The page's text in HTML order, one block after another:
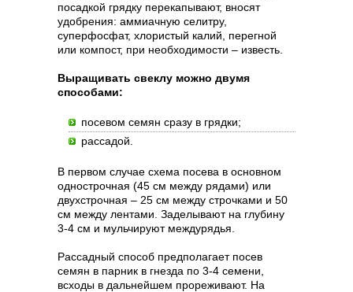
посадкой грядку перекапывают, вносят
удобрения: аммиачную селитру,
суперфосфат, хлористый калий, перегной
или компост, при необходимости – известь.
Выращивать свеклу можно двумя
способами:
посевом семян сразу в грядки;
рассадой.
В первом случае схема посева в основном
однострочная (45 см между рядами) или
двухстрочная – 25 см между строчками и 50
см между лентами. Заделывают на глубину
3-4 см и мульчируют междурядья.
Рассадный способ предполагает посев
семян в парник в гнезда по 3-4 семени,
всходы в дальнейшем прореживают. На